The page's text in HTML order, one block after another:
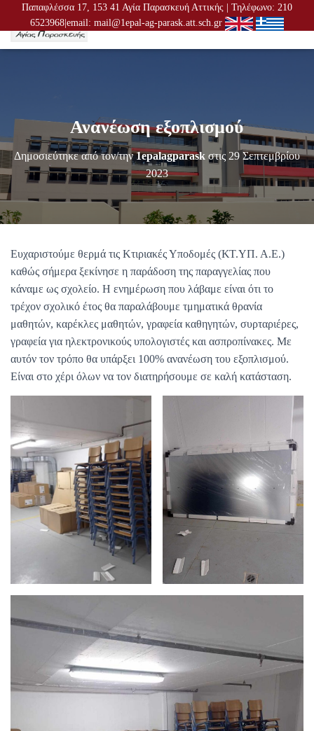
Παπαφλέσσα 17, 153 41 Αγία Παρασκευή Αττικής | Τηλέφωνο: 210
6523968|email: mail@1epal-ag-parask.att.sch.gr
Ν
Ή
Π
Λ
Ο
Ή
Ανανέωση εξοπλισμού
Δημοσιεύτηκε από τον/την1epalagparask στις 29 Σεπτεμβρίου
2023
Ευχαριστούμε θερμά τις Κτιριακές Υποδομές (ΚΤ.ΥΠ. Α.Ε.)
καθώς σήμερα ξεκίνησε η παράδοση της παραγγελίας που
κάναμε ως σχολείο. Η ενημέρωση που λάβαμε είναι ότι το
τρέχον σχολικό έτος θα παραλάβουμε τμηματικά θρανία
μαθητών, καρέκλες μαθητών, γραφεία καθηγητών, συρταριέρες,
γραφεία για ηλεκτρονικούς υπολογιστές και ασπροπίνακες. Με
αυτόν τον τρόπο θα υπάρξει 100% ανανέωση του εξοπλισμού.
Είναι στο χέρι όλων να τον διατηρήσουμε σε καλή κατάσταση.